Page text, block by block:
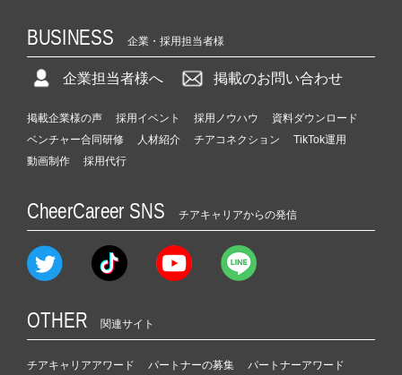
BUSINESS 企業・採用担当者様
企業担当者様へ 掲載のお問い合わせ
掲載企業様の声 採用イベント 採用ノウハウ
資料ダウンロード
ベンチャー合同研修
人材紹介 チアコネクション
TikTok運用
動画制作
採用代行
CheerCareer SNS チアキャリアからの発信
OTHER 関連サイト
チアキャリアアワード パートナーの募集 パートナーアワード